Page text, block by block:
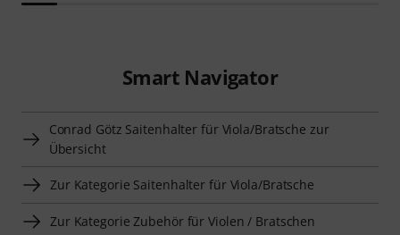
Smart Navigator
Conrad Götz Saitenhalter für Viola/Bratsche zur
Übersicht
Zur Kategorie Saitenhalter für Viola/Bratsche
Zur Kategorie Zubehör für Violen / Bratschen